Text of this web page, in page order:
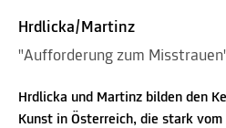
Hrdlicka/Martinz
"Aufforderung zum
Hrdlicka und Martinz bilden den
Kunst in Österreich, die stark